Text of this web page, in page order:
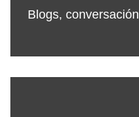
Blogs, conversación